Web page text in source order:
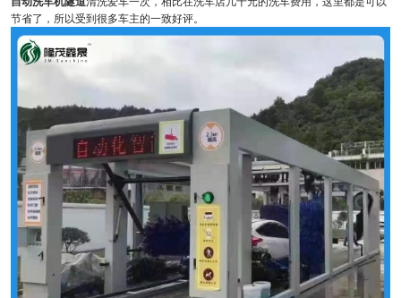
节省了，所以受到很多车主的一致好评。